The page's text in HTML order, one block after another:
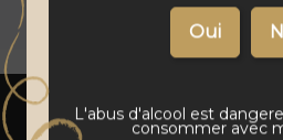
L'abus d'alcool est
consommer avec